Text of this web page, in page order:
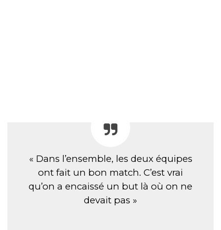
« Dans l’ensemble, les deux équipes
ont fait un bon match. C’est vrai
qu’on a encaissé un but là où on ne
devait pas »